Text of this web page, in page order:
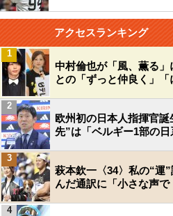
アクセスランキング
中村倫也が「風、薫る
との「ずっと仲良く」
1
欧州初の日本人指揮官
先”は「ベルギー1部の
2
萩本欽一〈34〉私の“
んだ通訳に「小さな声で
3
4